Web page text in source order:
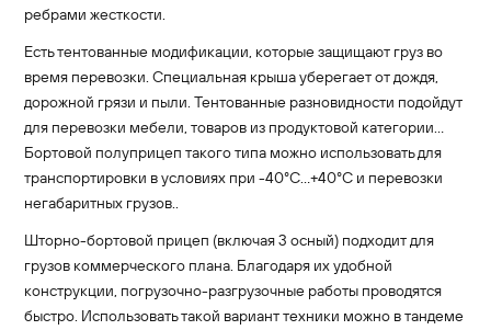
ребрами жесткости.
Есть тентованные модификации, которые защищают груз во
время перевозки. Специальная крыша уберегает от дождя,
дорожной грязи и пыли. Тентованные разновидности подойдут
для перевозки мебели, товаров из продуктовой категории…
Бортовой полуприцеп такого типа можно использовать для
транспортировки в условиях при -40°С…+40°С и перевозки
негабаритных грузов..
Шторно-бортовой прицеп (включая 3 осный) подходит для
грузов коммерческого плана. Благодаря их удобной
конструкции, погрузочно-разгрузочные работы проводятся
быстро. Использовать такой вариант техники можно в тандеме